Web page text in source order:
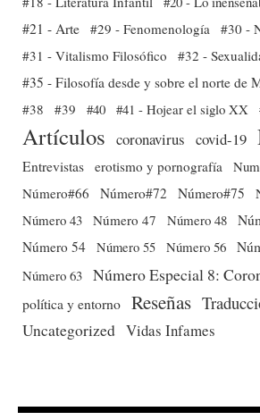
#21 - Arte #29 - Fenomenología
#30 -
#31 - Vitalismo Filosófico
#32 -
#35 - Filosofía desde y sobre el norte de
#38
#39 #40 #41 - Hojear el siglo XX
Artículos coronavirus covid-19
Entrevistas erotismo y pornografía
Número#66
Número#72 Número#75
Número 43 Número 47 Número 48
Número 54 Número 55 Número 56
Número 63 Número Especial 8:
política y entorno Reseñas
Uncategorized Vidas Infames